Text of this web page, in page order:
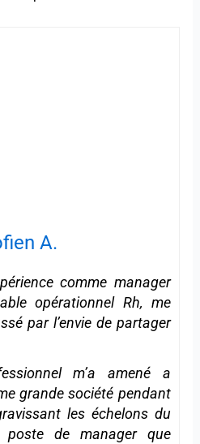
A.
comme manager
opérationnel Rh, me
par l’envie de partager
m’a amené a
grande société pendant
les échelons du
poste de manager que